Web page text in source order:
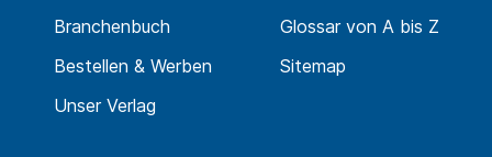
Branchenbuch
Bestellen & Werben
Unser Verlag
Glossar von A bis Z
Sitemap